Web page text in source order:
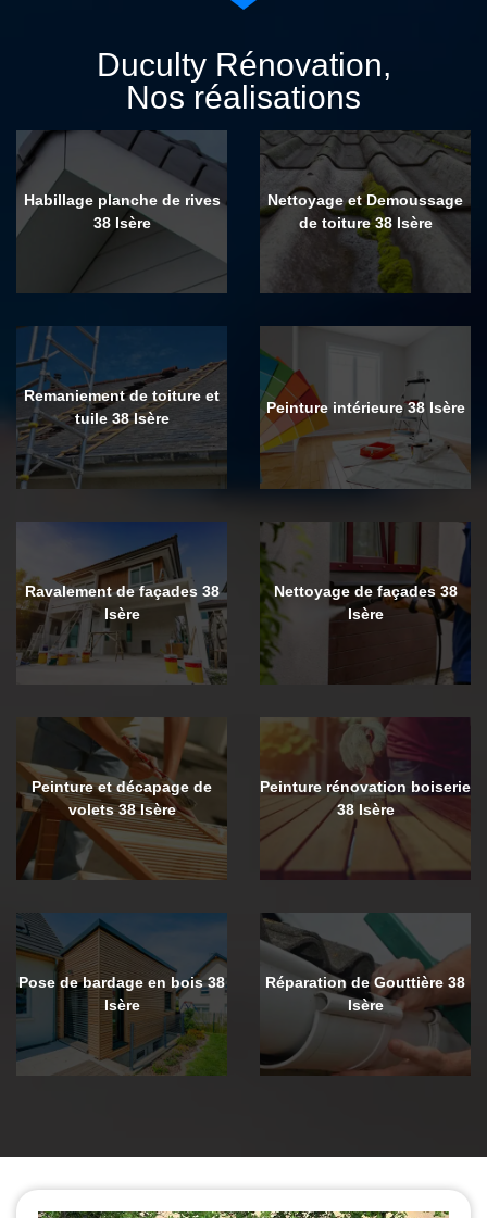
Duculty Rénovation,
Nos réalisations
Habillage planche de rives
38 Isère
Nettoyage et Demoussage
de toiture 38 Isère
Remaniement de toiture et
tuile 38 Isère
Peinture intérieure 38 Isère
Ravalement de façades 38
Isère
Nettoyage de façades 38
Isère
Peinture et décapage de
volets 38 Isère
Peinture rénovation boiserie
38 Isère
Pose de bardage en bois 38
Isère
Réparation de Gouttière 38
Isère